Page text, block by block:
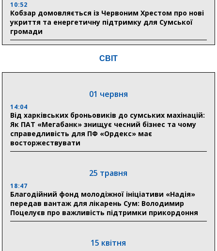
10:52
Кобзар домовляється із Червоним Хрестом про нові
укриття та енергетичну підтримку для Сумської
громади
Понад 8 мільйонів книжок згоріли. Як допомогти
04 серпня
20:41
Пенсійний фонд Сумщини спрямував 0,2 млрд грн
на пенсії, страхові виплати та підтримку
прифронтових громад
03 серпня
Романько розширює програму відпочинку дітей із
прифронтової Сумщини: перша група оздоровилася
в Австрії
відновлення житла майже на 6,6 млн грн
СВІТ
01 червня
14:04
Від харківських броньовиків до сумських махінацій:
Як ПАТ «Мегабанк» знищує чесний бізнес та чому
справедливість для ПФ «Ордекс» має
восторжествувати
25 травня
18:47
Благодійний фонд молодіжної ініціативи «Надія»
передав вантаж для лікарень Сум: Володимир
Поцелуєв про важливість підтримки прикордоння
15 квітня